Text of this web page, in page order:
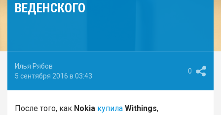
ВЕДЕНСКОГО
Илья Рябов
5 сентября 2016 в 03:43
0
После того, как Nokia купила Withings,